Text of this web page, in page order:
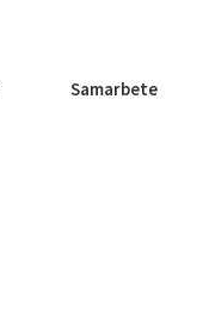
Samarbete